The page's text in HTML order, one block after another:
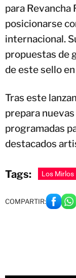
para Revancha
posicionarse
internacional.
propuestas de
de este sello
Tras este
prepara
programadas
destacados
Tags: Los Mirlos
COMPARTIR: